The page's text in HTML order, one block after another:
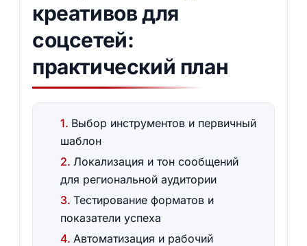
креативов для
соцсетей:
практический план
Выбор инструментов и первичный
шаблон
Локализация и тон сообщений
для региональной аудитории
Тестирование форматов и
показатели успеха
Автоматизация и рабочий